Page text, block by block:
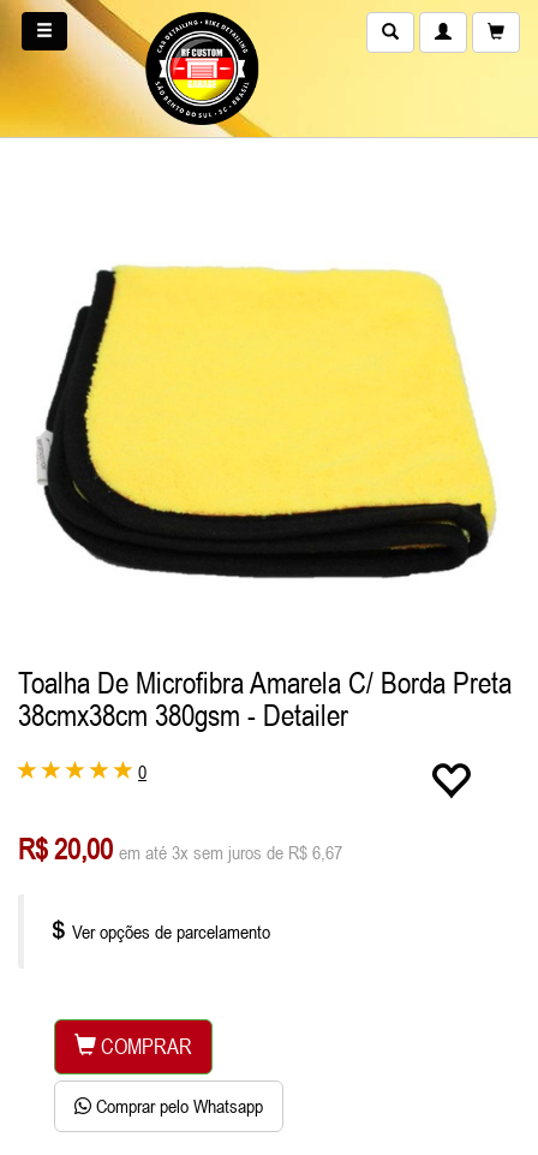
Toalha De Microfibra Amarela C/ Borda Preta
38cmx38cm 380gsm - Detailer
0
R$ 20,00 em até 3x sem juros de R$ 6,67
Ver opções de parcelamento
COMPRAR
Comprar pelo Whatsapp